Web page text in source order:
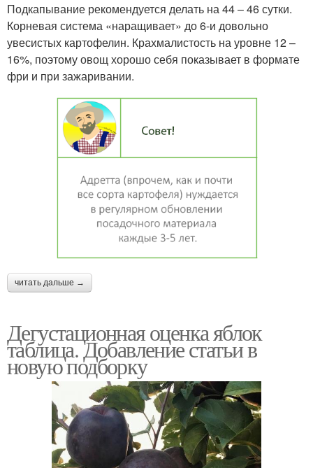
Подкапывание рекомендуется делать на 44 – 46 сутки.
Корневая система «наращивает» до 6-и довольно
увесистых картофелин. Крахмалистость на уровне 12 –
16%, поэтому овощ хорошо себя показывает в формате
фри и при зажаривании.
читать дальше →
Дегустационная оценка яблок
таблица. Добавление статьи в
новую подборку